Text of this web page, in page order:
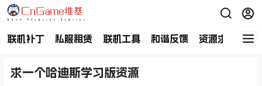
联机补丁 私服租赁 联机工具 和谐反馈 资源求助 商
求一个哈迪斯学习版资源